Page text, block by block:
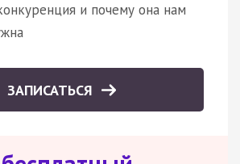
и почему она нам
ЗАПИСАТЬСЯ